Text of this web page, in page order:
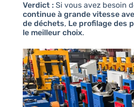
Verdict :Si vous avez besoin
continue à grande vitesse
de déchets, Le profilage des
le meilleur choix.